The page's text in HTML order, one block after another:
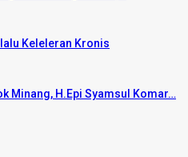
Keleleran Kronis
Minang, H.Epi Syamsul Komar…